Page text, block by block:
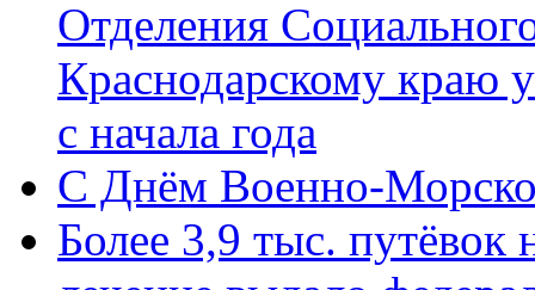
Отделения
Краснодарскому краю
с начала года
C Днём Военно-
Более 3,9 тыс. путёвок